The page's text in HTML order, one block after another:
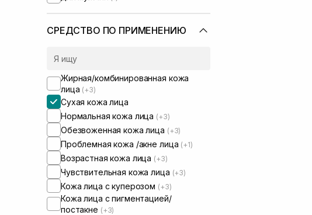
СРЕДСТВО ПО ПРИМЕНЕНИЮ
Жирная/комбинированная кожа
лица (+3)
Сухая кожа лица
Нормальная кожа лица (+3)
Обезвоженная кожа лица (+3)
Проблемная кожа /акне лица (+1)
Возрастная кожа лица (+3)
Чувствительная кожа лица (+3)
Кожа лица с куперозом (+3)
Кожа лица с пигментацией/
постакне (+3)